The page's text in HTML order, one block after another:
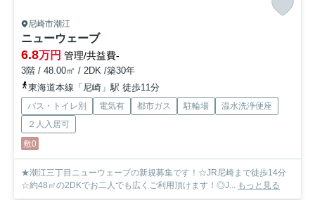
尼崎市潮江
ニューウェーブ
6.8万円 管理/共益費-
3階 / 48.00㎡ / 2DK /築30年
東海道本線「尼崎」駅 徒歩11分
バス・トイレ別 電気有 都市ガス 駐輪場
温水洗浄便座
２人入居可
敷0
★潮江三丁目ニューウェーブの新規募集です！☆JR尼崎まで徒歩14分
☆約48㎡の2DKでお二人でも広くご利用頂けます！◎J... もっと見る